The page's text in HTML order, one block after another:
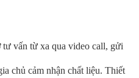
vấn từ xa qua video call, gửi
chủ cảm nhận chất liệu. Thiết